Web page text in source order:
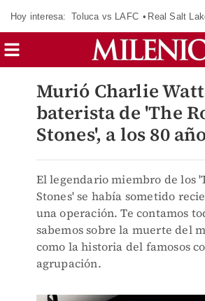
Hoy interesa: Toluca vs LAFC Real Salt
Murió Charlie
baterista de 'The
Stones', a los 80
El legendario miembro de los
Stones' se había sometido
una operación. Te contamos
sabemos sobre la muerte del
como la historia del famosos
agrupación.